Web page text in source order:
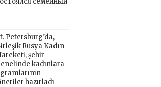
Petersburg’da,
Rusya Kadın
şehir
kadınlara
hazırladı